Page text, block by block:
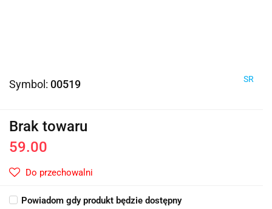
Symbol: 00519 SR
Brak towaru
59.00
Do przechowalni
Powiadom gdy produkt będzie dostępny